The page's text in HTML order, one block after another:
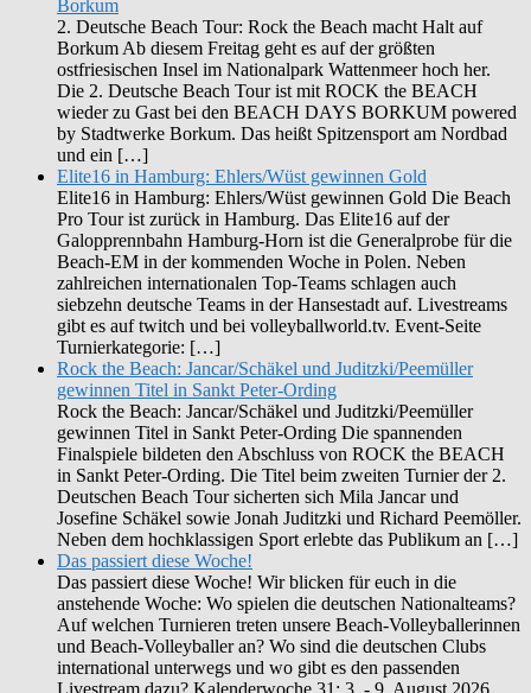
Borkum
2. Deutsche Beach Tour: Rock the Beach macht Halt auf
Borkum Ab diesem Freitag geht es auf der größten
ostfriesischen Insel im Nationalpark Wattenmeer hoch her.
Die 2. Deutsche Beach Tour ist mit ROCK the BEACH
wieder zu Gast bei den BEACH DAYS BORKUM powered
by Stadtwerke Borkum. Das heißt Spitzensport am Nordbad
und ein […]
Elite16 in Hamburg: Ehlers/Wüst gewinnen Gold
Elite16 in Hamburg: Ehlers/Wüst gewinnen Gold Die Beach
Pro Tour ist zurück in Hamburg. Das Elite16 auf der
Galopprennbahn Hamburg-Horn ist die Generalprobe für die
Beach-EM in der kommenden Woche in Polen. Neben
zahlreichen internationalen Top-Teams schlagen auch
siebzehn deutsche Teams in der Hansestadt auf. Livestreams
gibt es auf twitch und bei volleyballworld.tv. Event-Seite
Turnierkategorie: […]
Rock the Beach: Jancar/Schäkel und Juditzki/Peemüller
gewinnen Titel in Sankt Peter-Ording
Rock the Beach: Jancar/Schäkel und Juditzki/Peemüller
gewinnen Titel in Sankt Peter-Ording Die spannenden
Finalspiele bildeten den Abschluss von ROCK the BEACH
in Sankt Peter-Ording. Die Titel beim zweiten Turnier der 2.
Deutschen Beach Tour sicherten sich Mila Jancar und
Josefine Schäkel sowie Jonah Juditzki und Richard Peemöller.
Neben dem hochklassigen Sport erlebte das Publikum an […]
Das passiert diese Woche!
Das passiert diese Woche! Wir blicken für euch in die
anstehende Woche: Wo spielen die deutschen Nationalteams?
Auf welchen Turnieren treten unsere Beach-Volleyballerinnen
und Beach-Volleyballer an? Wo sind die deutschen Clubs
international unterwegs und wo gibt es den passenden